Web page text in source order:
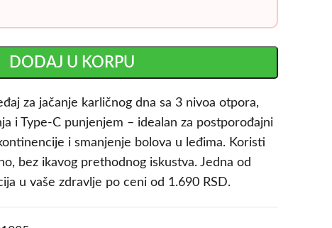
DODAJ U KORPU
za jačanje karličnog dna sa 3 nivoa otpora,
i Type-C punjenjem – idealan za postporođajni
i smanjenje bolova u leđima. Koristi
bez ikavog prethodnog iskustva. Jedna od
u vaše zdravlje po ceni od 1.690 RSD.